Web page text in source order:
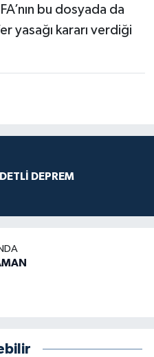
bu dosyada da
yasağı kararı verdiği
DEPREM